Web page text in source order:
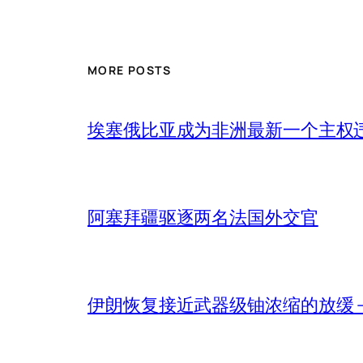
MORE POSTS
埃塞俄比亚成为非洲最新一个主权
阿塞拜疆驱逐两名法国外交官
伊朗恢复接近武器级铀浓缩的放缓